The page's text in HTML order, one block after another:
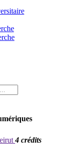
4 crédits